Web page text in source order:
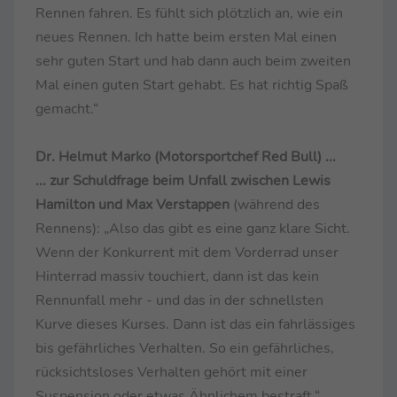
Rennen fahren. Es fühlt sich plötzlich an, wie ein
neues Rennen. Ich hatte beim ersten Mal einen
sehr guten Start und hab dann auch beim zweiten
Mal einen guten Start gehabt. Es hat richtig Spaß
gemacht.“
Dr. Helmut Marko (Motorsportchef Red Bull) ...
... zur Schuldfrage beim Unfall zwischen Lewis
Hamilton und Max Verstappen (während des
Rennens): „Also das gibt es eine ganz klare Sicht.
Wenn der Konkurrent mit dem Vorderrad unser
Hinterrad massiv touchiert, dann ist das kein
Rennunfall mehr - und das in der schnellsten
Kurve dieses Kurses. Dann ist das ein fahrlässiges
bis gefährliches Verhalten. So ein gefährliches,
rücksichtsloses Verhalten gehört mit einer